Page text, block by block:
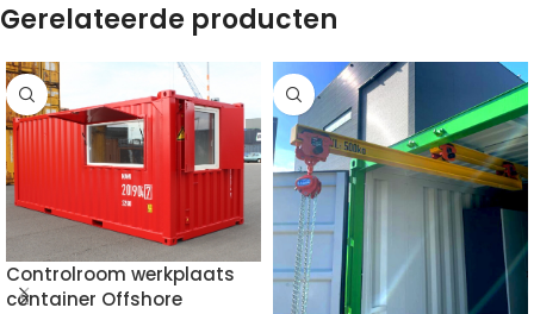
Gerelateerde producten
Controlroom werkplaats
container Offshore